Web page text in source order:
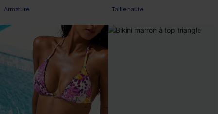
Armature Taille haute